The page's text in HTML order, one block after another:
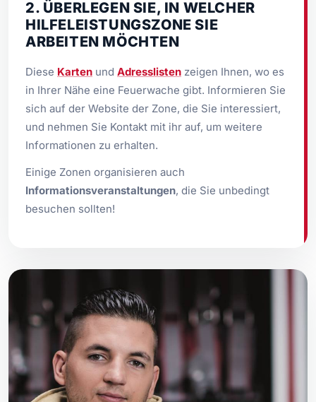
2. ÜBERLEGEN SIE, IN WELCHER
HILFELEISTUNGSZONE SIE
ARBEITEN MÖCHTEN
Diese Karten und Adresslisten zeigen Ihnen, wo es
in Ihrer Nähe eine Feuerwache gibt. Informieren Sie
sich auf der Website der Zone, die Sie interessiert,
und nehmen Sie Kontakt mit ihr auf, um weitere
Informationen zu erhalten.
Einige Zonen organisieren auch
Informationsveranstaltungen, die Sie unbedingt
besuchen sollten!